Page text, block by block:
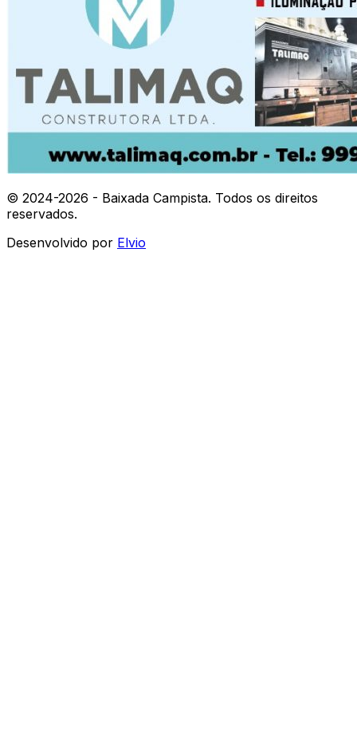
© 2024-2026 - Baixada Campista. Todos os direitos
reservados.
Desenvolvido por Elvio